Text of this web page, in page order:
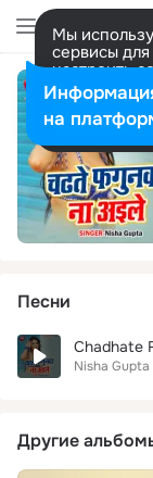
Мы
сервисы для
настроить
Разрешить
Песни
Chadhate
Nisha Gupta
Другие
на